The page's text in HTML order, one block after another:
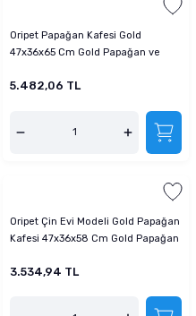
Oripet Papağan Kafesi Gold
47x36x65 Cm Gold Papağan ve
5.482,06 TL
Oripet Çin Evi Modeli Gold Papağan
Kafesi 47x36x58 Cm Gold Papağan
3.534,94 TL